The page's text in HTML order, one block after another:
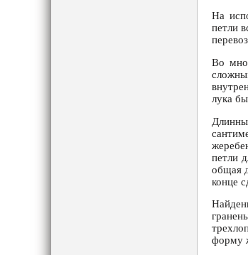
На
петли
Во
лука
петли
общая
конце
форму